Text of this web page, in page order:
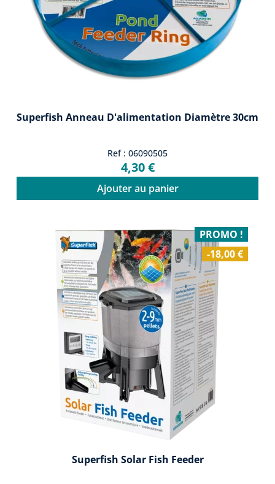
Superfish Anneau D'alimentation Diamètre 30cm
Ref : 06090505
4,30 €
Ajouter au panier
Superfish Solar Fish Feeder
PROMO !
-18,00 €